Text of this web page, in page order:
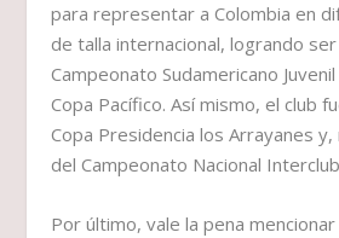
para representar a Colombia en
de talla internacional, logrando
Campeonato Sudamericano
Copa Pacífico. Así mismo, el club
Copa Presidencia los Arrayanes
del Campeonato Nacional
Por último, vale la pena